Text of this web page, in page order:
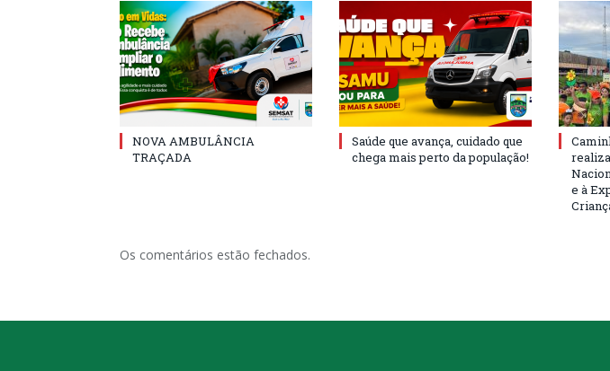
NOVA AMBULÂNCIA
TRAÇADA
Saúde que avança, cuidado que
chega mais perto da população!
e à
Os comentários estão fechados.